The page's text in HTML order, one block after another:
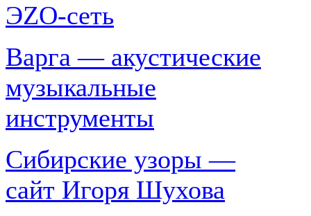
ЭZО-сеть
Варга — акустические
музыкальные
инструменты
Сибирские узоры —
сайт Игоря Шухова